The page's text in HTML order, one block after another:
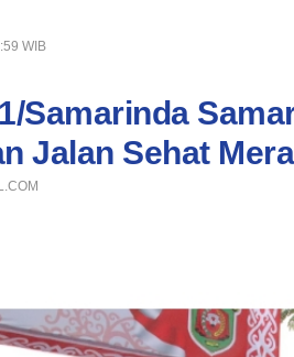
WIB
Samarinda
Jalan Sehat